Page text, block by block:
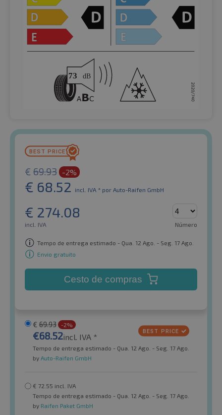
€ 69.93 -2%
€ 68.52 incl. IVA * por Auto-Raifen GmbH
€ 274.08
incl. IVA Número
Tempo de entrega estimado - Qua. 12 Ago. - Seg. 17 Ago.
Envio gratuito
Cesto de compras
€ 69.93 -2%
€68.52incl. IVA *
Tempo de entrega estimado - Qua. 12 Ago. - Seg. 17 Ago.
by Auto-Raifen GmbH
€ 72.55 incl. IVA
Tempo de entrega estimado - Qua. 12 Ago. - Seg. 17 Ago.
by Raifen Paket GmbH